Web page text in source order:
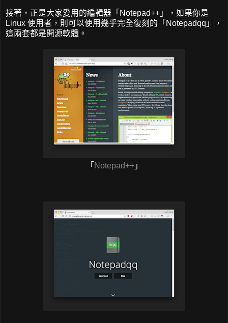
接著，正是大家愛用的編輯器「Notepad++」，如果你是
Linux 使用者，則可以使用幾乎完全復刻的「Notepadqq」，
這兩套都是開源軟體。
「 Notepad++」